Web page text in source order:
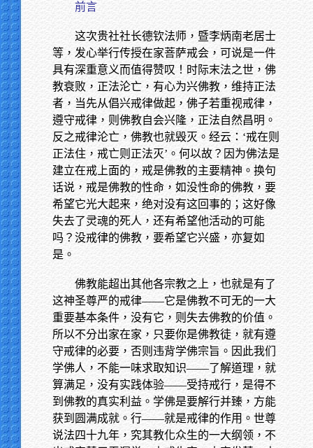
前言
这次贵社社长德钦法师，暨李炳南老居士
等，发心举行传授在家菩萨戒会，可说是一件
具有深重意义而值得赞叹！时际末法之世，佛
教衰败，正法沦亡，有心为兴佛教，维持正法
者，当先从倡兴戒律做起，佛子若重视戒律，
遵守戒律，则佛教自会兴隆，正法自然昌明。
反之戒律沦亡，佛教也就毁灭。经云：‘戒在则
正法住，戒亡则正法灭’。何以故？因为佛法是
建立在戒上面的，戒是佛教的主要精神。换句
话说，戒是佛教的性命，如没性命的佛教，要
希望它光大起来，绝对没有这回事的；这好像
失去了灵魂的死人，还有希望他活动的可能
吗？没戒律的佛教，要希望它兴盛，亦复如
是。
佛教能超出其他各宗教之上，也就是有了
这神圣尊严的戒律——它是佛教不可无的一大
重要基本条件，没有它，则失去佛教的价值。
所以不分出家在家，只要你是佛教徒，就有遵
守戒律的必要，否则违背学佛宗旨。因此我们
学佛人，不能一味求取知识——了解道理，就
算满足，没有实践体验——受持戒行，是得不
到佛教的真实利益。学佛是要解行并臻，方能
获到圆满成就。行——就是戒律的作用。世尊
说法四十九年，究其教化众生的一大纲领，不